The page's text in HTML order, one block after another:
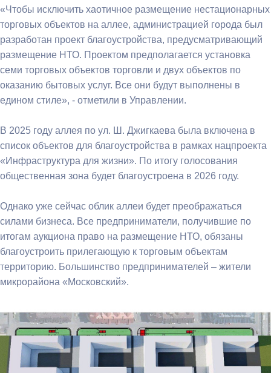
«Чтобы исключить хаотичное размещение нестационарных
торговых объектов на аллее, администрацией города был
разработан проект благоустройства, предусматривающий
размещение НТО. Проектом предполагается установка
семи торговых объектов торговли и двух объектов по
оказанию бытовых услуг. Все они будут выполнены в
едином стиле», - отметили в Управлении.
В 2025 году аллея по ул. Ш. Джигкаева была включена в
список объектов для благоустройства в рамках нацпроекта
«Инфраструктура для жизни». По итогу голосования
общественная зона будет благоустроена в 2026 году.
Однако уже сейчас облик аллеи будет преображаться
силами бизнеса. Все предприниматели, получившие по
итогам аукциона право на размещение НТО, обязаны
благоустроить прилегающую к торговым объектам
территорию. Большинство предпринимателей – жители
микрорайона «Московский».